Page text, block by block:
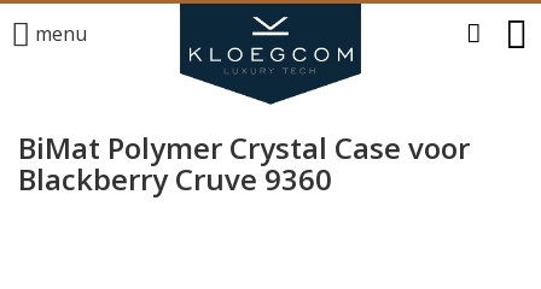
menu
BiMat Polymer Crystal Case voor
Blackberry Cruve 9360